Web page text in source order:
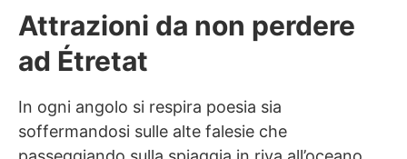
Attrazioni da non perdere
ad Étretat
In ogni angolo si respira poesia sia
soffermandosi sulle alte falesie che